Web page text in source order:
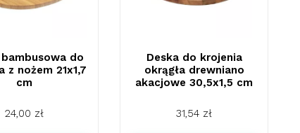
bambusowa do
z nożem 21x1,7
cm
Cena
24,00 zł
Deska do krojenia
okrągła drewniano
akacjowe 30,5x1,5 cm
Cena
31,54 zł